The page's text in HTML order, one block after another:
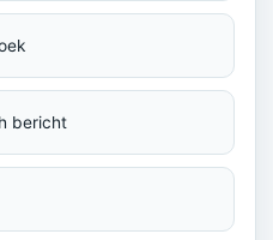
bericht